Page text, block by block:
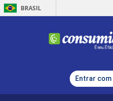
BRASIL
Entrar com